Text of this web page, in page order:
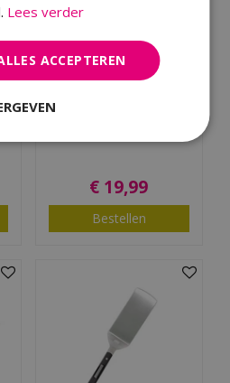
€ 19,99
Bestellen
Lees verder
ACCEPTEREN